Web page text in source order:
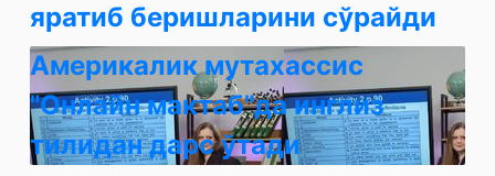
яратиб беришларини сўрайди
Америкалик мутахассис
"Онлайн мактаб"да инглиз
тилидан дарс ўтади